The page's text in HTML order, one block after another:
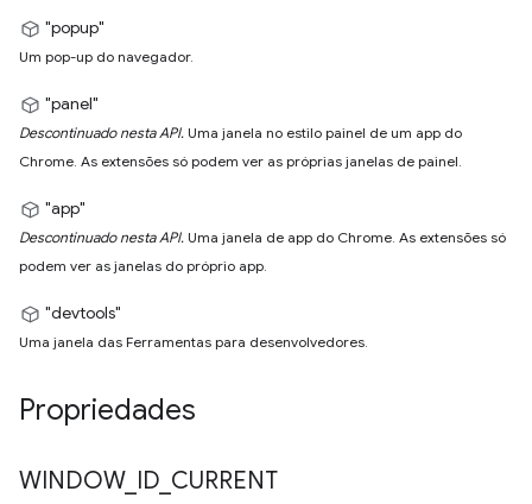
"popup"
Um pop-up do navegador.
"panel"
Descontinuado nesta API. Uma janela no estilo painel de um app do
Chrome. As extensões só podem ver as próprias janelas de painel.
"app"
Descontinuado nesta API. Uma janela de app do Chrome. As extensões só
podem ver as janelas do próprio app.
"devtools"
Uma janela das Ferramentas para desenvolvedores.
Propriedades
WINDOW_ ID CURRENT